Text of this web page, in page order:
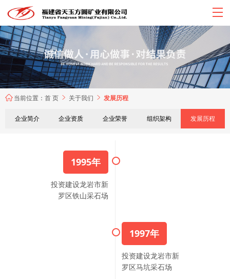
当前位置： 首 页  关于我们  发展历程
企业简介 企业资质 企业荣誉 组织架构 发展历程
1995年
投资建设龙岩市新
罗区铁山采石场
1997年
投资建设龙岩市新
罗区马坑采石场